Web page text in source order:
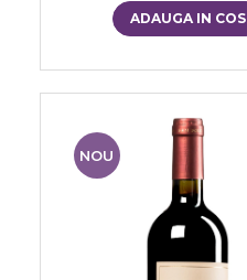
ADAUGA IN COS
NOU